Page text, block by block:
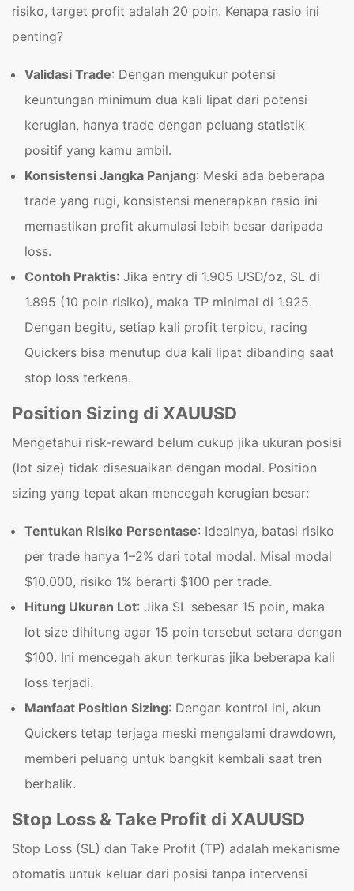
risiko, target profit adalah 20 poin. Kenapa rasio ini
penting?
Validasi Trade: Dengan mengukur potensi
keuntungan minimum dua kali lipat dari potensi
kerugian, hanya trade dengan peluang statistik
positif yang kamu ambil.
Konsistensi Jangka Panjang: Meski ada beberapa
trade yang rugi, konsistensi menerapkan rasio ini
memastikan profit akumulasi lebih besar daripada
loss.
Contoh Praktis: Jika entry di 1.905 USD/oz, SL di
1.895 (10 poin risiko), maka TP minimal di 1.925.
Dengan begitu, setiap kali profit terpicu, racing
Quickers bisa menutup dua kali lipat dibanding saat
stop loss terkena.
Position Sizing di XAUUSD
Mengetahui risk-reward belum cukup jika ukuran posisi
(lot size) tidak disesuaikan dengan modal. Position
sizing yang tepat akan mencegah kerugian besar:
Tentukan Risiko Persentase: Idealnya, batasi risiko
per trade hanya 1–2% dari total modal. Misal modal
$10.000, risiko 1% berarti $100 per trade.
Hitung Ukuran Lot: Jika SL sebesar 15 poin, maka
lot size dihitung agar 15 poin tersebut setara dengan
$100. Ini mencegah akun terkuras jika beberapa kali
loss terjadi.
Manfaat Position Sizing: Dengan kontrol ini, akun
Quickers tetap terjaga meski mengalami drawdown,
memberi peluang untuk bangkit kembali saat tren
berbalik.
Stop Loss & Take Profit di XAUUSD
Stop Loss (SL) dan Take Profit (TP) adalah mekanisme
otomatis untuk keluar dari posisi tanpa intervensi